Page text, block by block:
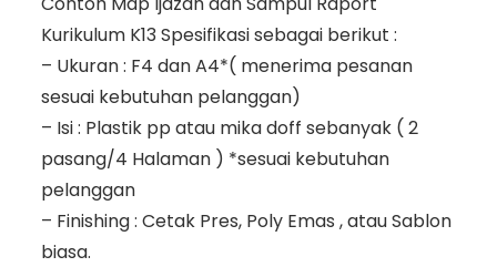
Kurikulum K13 Spesifikasi sebagai berikut :
– Ukuran : F4 dan A4*( menerima pesanan
sesuai kebutuhan pelanggan)
– Isi : Plastik pp atau mika doff sebanyak ( 2
pasang/4 Halaman ) *sesuai kebutuhan
pelanggan
– Finishing : Cetak Pres, Poly Emas , atau Sablon
biasa.